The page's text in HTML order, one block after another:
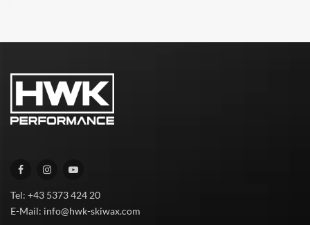
Tel: +43 5373 424 20
E-Mail: info@hwk-skiwax.com